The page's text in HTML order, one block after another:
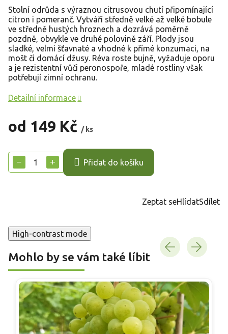
od 149 Kč / ks
cena:
+
− Přidat do košíku
Stolní odrůda s výraznou citrusovou chutí připomínající
citron i pomeranč. Vytváří středně velké až velké bobule
ve středně hustých hroznech a dozrává poměrně
pozdně, obvykle ve druhé polovině září. Plody jsou
sladké, velmi šťavnaté a vhodné k přímé konzumaci, na
mošt či domácí džusy. Réva roste bujně, vyžaduje oporu
a je rezistentní vůči peronospoře, mladé rostliny však
potřebují zimní ochranu.
Detailní informace
Zeptat seHlídatSdílet
High-contrast mode
Mohlo by se vám také líbit